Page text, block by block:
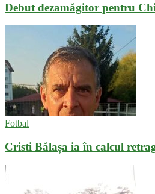
Debut dezamăgitor pentru
Fotbal
Cristi Bălașa ia în calcul